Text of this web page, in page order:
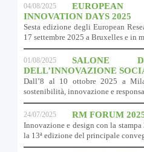
04/08/2025
INNOVATION DAYS 2025
Sesta edizione degli European
17 settembre 2025 a Bruxelles e in
01/08/2025
SALONE
DELL’INNOVAZIONE
Dall’8 al 10 ottobre 2025 a
sostenibilità, innovazione e
24/07/2025 RM FORUM
Innovazione e design con la
la 13ª edizione del principale